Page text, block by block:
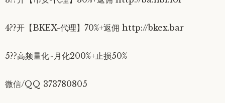
4??开【BKEX-代理】70%+返佣 http://bkex.bar
5??高频量化~月化200%+止损50%
微信/QQ 373780805